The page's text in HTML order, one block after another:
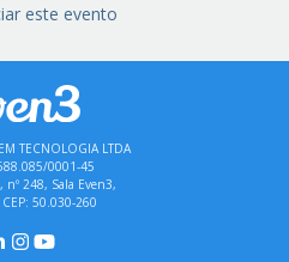
este evento
TECNOLOGIA LTDA
0001-45
nº 248, Sala Even3,
CEP: 50.030-260